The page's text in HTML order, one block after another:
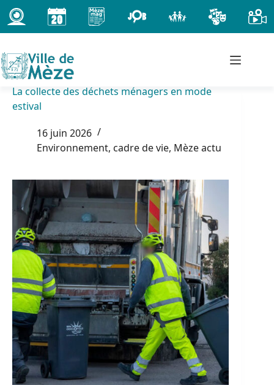
Passer
au
contenu
La collecte des déchets ménagers en mode
estival
16 juin 2026
Environnement, cadre de vie, Mèze actu